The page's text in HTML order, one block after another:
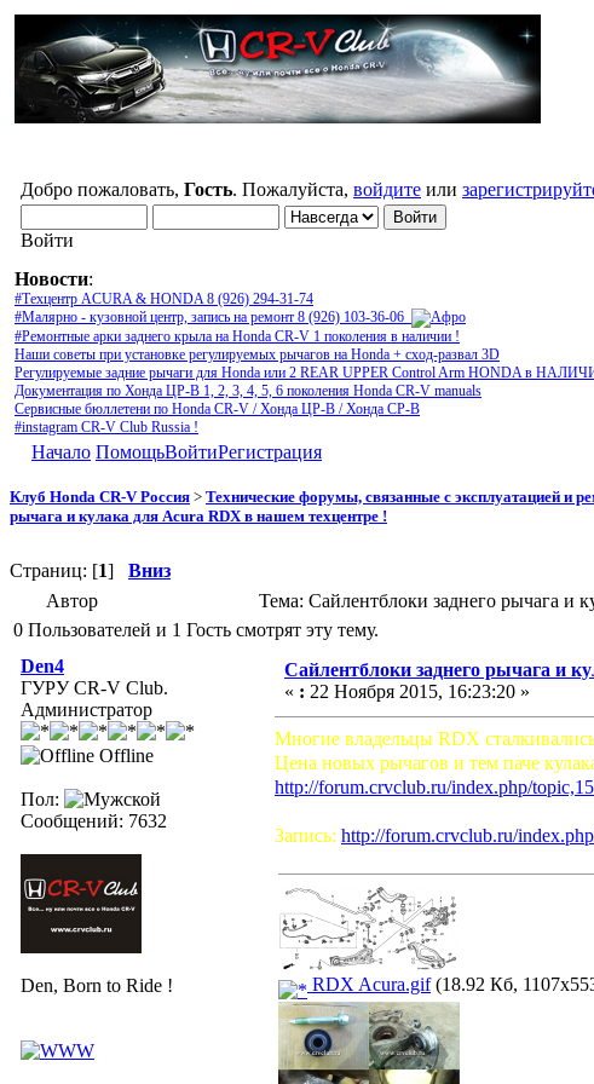
Добро пожаловать, Гость. Пожалуйста, войдите или
Войти
Новости:
#Техцентр ACURA & HONDA 8 (926) 294-31-74
#Малярно - кузовной центр, запись на ремонт 8 (926) 103-36-06
#Ремонтные арки заднего крыла на Honda CR-V 1 поколения в наличии !
Наши советы при установке регулируемых рычагов на Honda + сход-развал 3D
Регулируемые задние рычаги для Honda или 2 REAR UPPER Control Arm HONDA в
Документация по Хонда ЦР-В 1, 2, 3, 4, 5, 6 поколения Honda CR-V manuals
Сервисные бюллетени по Honda CR-V / Хонда ЦР-В / Хонда СР-В
#instagram CR-V Club Russia !
Начало ПомощьВойтиРегистрация
Клуб Honda CR-V Россия > Технические форумы, связанные с эксплуатацией и
рычага и кулака для Acura RDX в нашем техцентре !
Страниц: [1] Вниз
Автор
Тема: Сайлентблоки заднего рычага и
0 Пользователей и 1 Гость смотрят эту тему.
Den4
ГУРУ CR-V Club.
Администратор
Offline
Пол:
Сообщений: 7632
Den, Born to Ride !
Сайлентблоки заднего рычага и
« : 22 Ноября 2015, 16:23:20 »
Многие владельцы RDX
Цена новых рычагов и тем паче
http://forum.crvclub.ru/index.php/
Запись: http://forum.crvclub.ru/
RDX Acura.gif(18.92 Кб,